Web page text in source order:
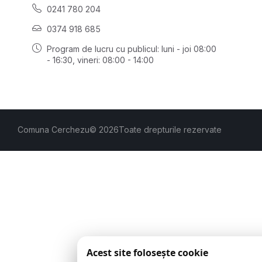
0241 780 204
0374 918 685
Program de lucru cu publicul: luni - joi 08:00
- 16:30 , vineri: 08:00 - 14:00
Comuna Cerchezu© 2026Toate drepturile rezervate
Acest site folosește cookie